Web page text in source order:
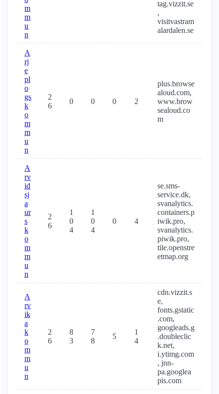
m
m
u
n
tag.vizzit.se
,
visitvastram
alardalen.se
A
rj
e
pl
o
gs
k
o
m
m
u
n
2
6
0 0 0 2
plus.browse
aloud.com,
www.brow
sealoud.co
m
A
rv
id
sj
a
ur
s
k
o
m
m
u
n
2
6
1
0
4
1
0
4
0 4
se.sms-
service.dk,
svanalytics.
containers.p
iwik.pro,
svanalytics.
piwik.pro,
tile.openstre
etmap.org
A
rv
ik
a
k
o
m
m
u
n
2
6
8
3
7
8
5
1
4
cdn.vizzit.s
e,
fonts.gstatic
.com,
googleads.g
.doubleclic
k.net,
i.ytimg.com
, jnn-
pa.googlea
pis.com